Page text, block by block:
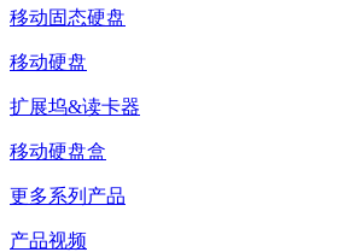
移动固态硬盘
移动硬盘
扩展坞&读卡器
移动硬盘盒
更多系列产品
产品视频